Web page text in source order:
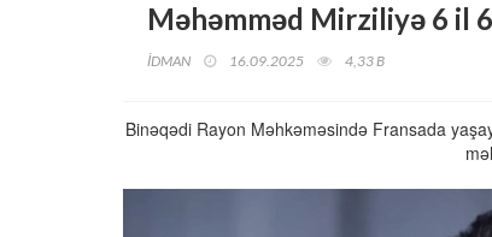
Məhəmməd Mirziliyə 6 il
İDMAN 16.09.2025 4,33 B
Binəqədi Rayon Məhkəməsində Fransada